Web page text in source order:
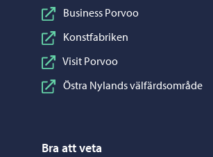
Business Porvoo
Konstfabriken
Visit Porvoo
Östra Nylands välfärdsområde
Bra att veta